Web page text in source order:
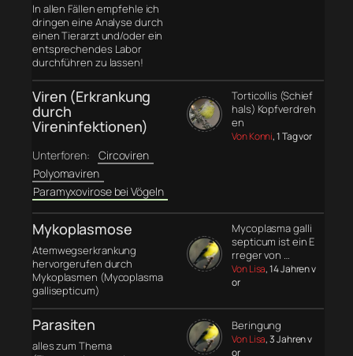
In allen Fällen empfehle ich
dringen eine Analyse durch
einen Tierarzt und/oder ein
entsprechendes Labor
durchführen zu lassen!
Viren (Erkrankung
durch
Vireninfektionen)
Unterforen:
Circoviren
Polyomaviren
Paramyxovirose bei Vögeln
Torticollis (Schief
hals) Kopfverdreh
en
Von Konni, 1 Tag vor
Mykoplasmose
Atemwegserkrankung
hervorgerufen durch
Mykoplasmen (Mycoplasma
gallisepticum)
Mycoplasma galli
septicum ist ein E
rreger von …
Von Lisa, 14 Jahren v
or
Parasiten
alles zum Thema
Beringung
Von Lisa, 3 Jahren v
or